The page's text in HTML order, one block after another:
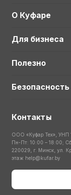
О Куфаре
Для бизнеса
Полезно
Безопасность
Контакты
ООО «Куфар Тех», УНП
Пн-Пт: 10:00 – 18:00;
220029, г. Минск, ул.
этаж help@kufar.by